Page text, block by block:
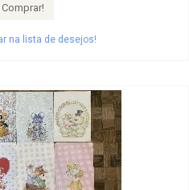
Comprar!
na lista de desejos!